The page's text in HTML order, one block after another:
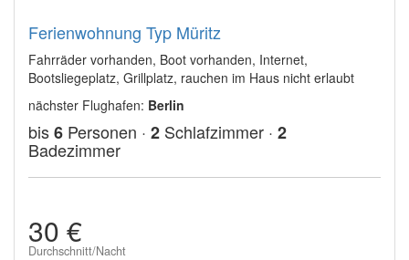
Ferienwohnung Typ Müritz
Fahrräder vorhanden, Boot vorhanden, Internet,
Bootsliegeplatz, Grillplatz, rauchen im Haus nicht erlaubt
nächster Flughafen: Berlin
bis6 Personen · 2 Schlafzimmer · 2
Badezimmer
30 €
Durchschnitt/Nacht